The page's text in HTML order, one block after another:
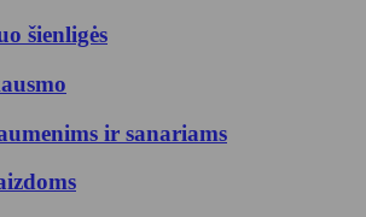
šienligės
ir sanariams